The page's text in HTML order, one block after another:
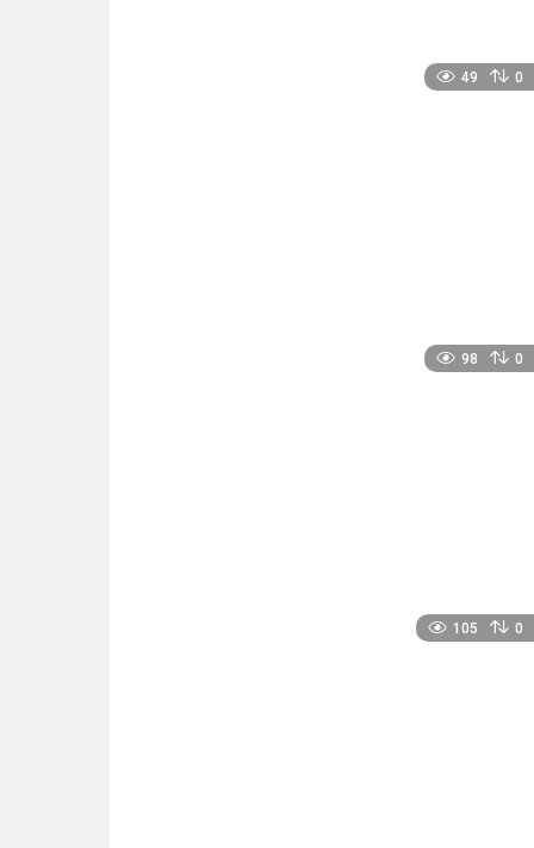
49 0
98 0
105 0